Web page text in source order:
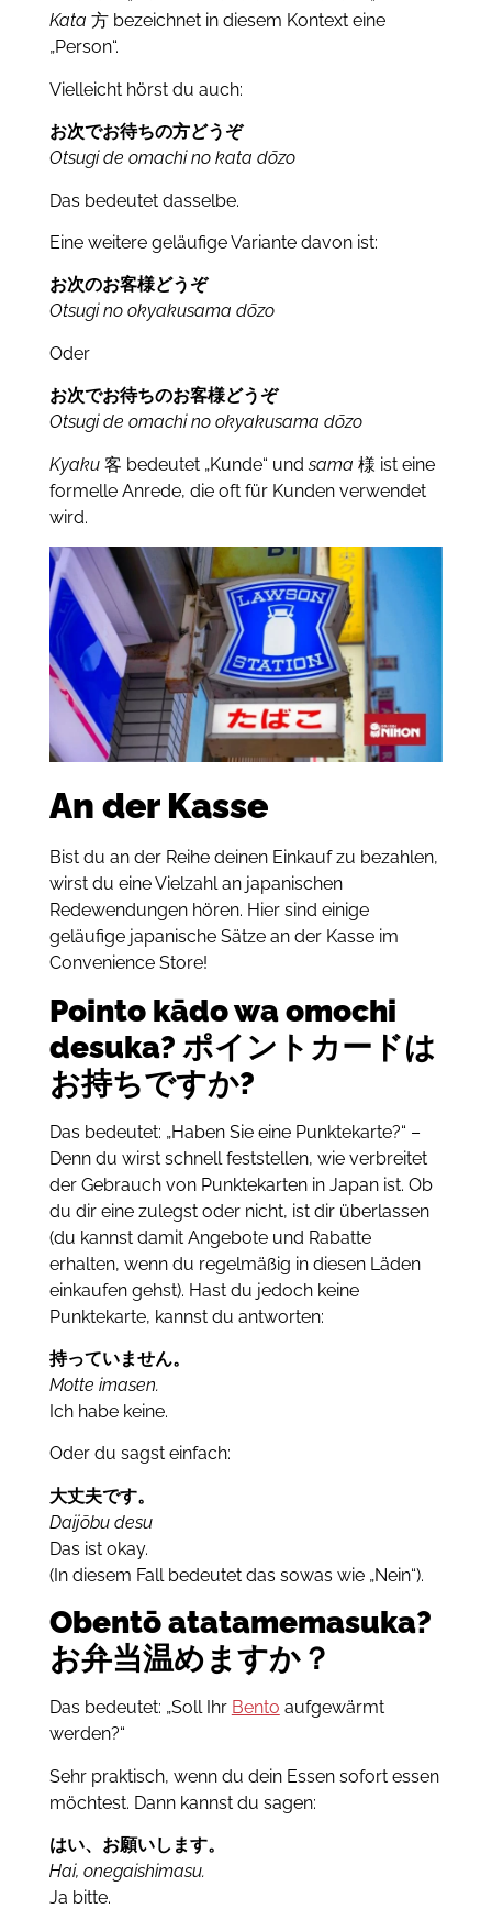
Kata 方 bezeichnet in diesem Kontext eine
„Person“.
Vielleicht hörst du auch:
お次でお待ちの方どうぞ
Otsugi de omachi no kata dōzo
Das bedeutet dasselbe.
Eine weitere geläufige Variante davon ist:
お次のお客様どうぞ
Otsugi no okyakusama dōzo
Oder
お次でお待ちのお客様どうぞ
Otsugi de omachi no okyakusama dōzo
Kyaku客 bedeutet „Kunde“ undsama 様 ist eine
formelle Anrede, die oft für Kunden verwendet
wird.
An der Kasse
Bist du an der Reihe deinen Einkauf zu bezahlen,
wirst du eine Vielzahl an japanischen
Redewendungen hören. Hier sind einige
geläufige japanische Sätze an der Kasse im
Convenience Store!
Pointo kādo wa omochi
desuka? ポイントカードは
お持ちですか?
Das bedeutet: „Haben Sie eine Punktekarte?“ –
Denn du wirstschnell feststellen, wie verbreitet
der Gebrauch von Punktekarten in Japan ist. Ob
du dir eine zulegst oder nicht, ist dir überlassen
(du kannst damit Angebote und Rabatte
erhalten, wenn du regelmäßig in diesen Läden
einkaufen gehst). Hast du jedoch keine
Punktekarte, kannst du antworten:
持っていません。
Motte imasen.
Ich habe keine.
Oder du sagst einfach:
大丈夫です。
Daijōbu desu
Das ist okay.
(In diesem Fall bedeutet das sowas wie „Nein“).
Obentō atatamemasuka?
お弁当温めますか？
Das bedeutet: „Soll Ihr Bento aufgewärmt
werden?“
Sehr praktisch, wenn du dein Essen sofort essen
möchtest. Dann kannst du sagen:
はい、お願いします。
Hai, onegaishimasu.
Ja bitte.